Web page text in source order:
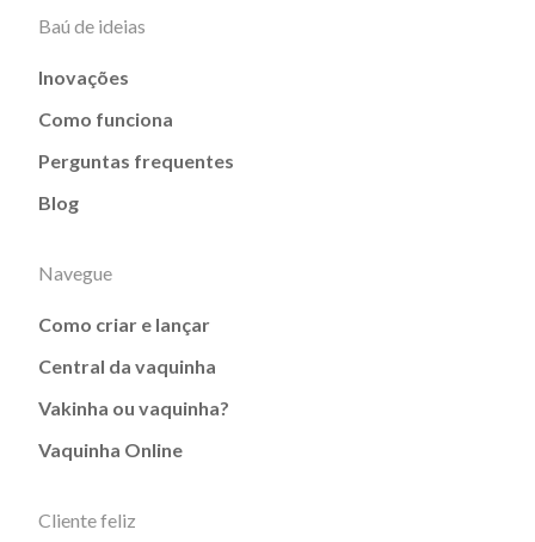
Baú de ideias
Inovações
Como funciona
Perguntas frequentes
Blog
Navegue
Como criar e lançar
Central da vaquinha
Vakinha ou vaquinha?
Vaquinha Online
Cliente feliz